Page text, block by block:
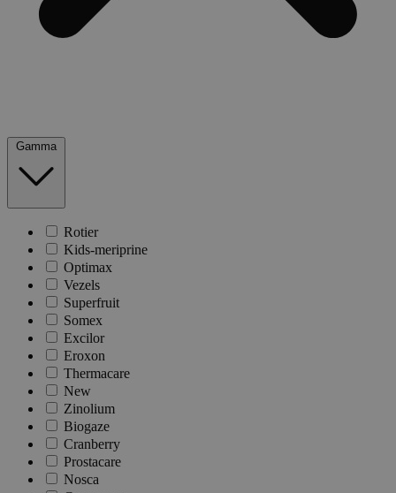
Gamma
Rotier
Kids-meriprine
Optimax
Vezels
Superfruit
Somex
Excilor
Eroxon
Thermacare
New
Zinolium
Biogaze
Cranberry
Prostacare
Nosca